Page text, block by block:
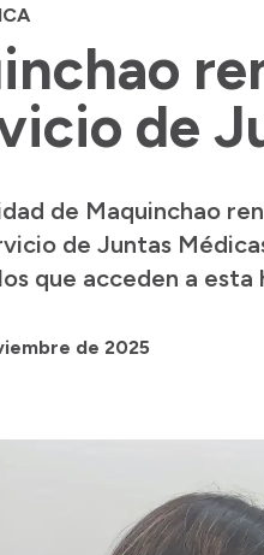
de
de Maquinchao
de Juntas
que acceden a
de 2025